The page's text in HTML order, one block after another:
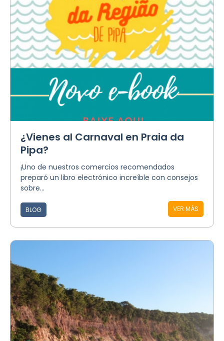
¿Vienes al Carnaval en Praia da
Pipa?
¡Uno de nuestros comercios recomendados
preparó un libro electrónico increíble con consejos
sobre...
VER MÁS
BLOG